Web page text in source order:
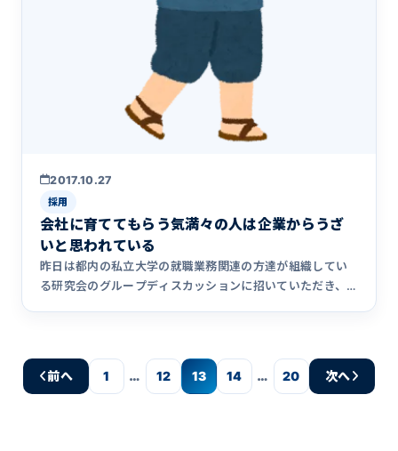
2017.10.27
採用
会社に育ててもらう気満々の人は企業からうざ
いと思われている
昨日は都内の私立大学の就職業務関連の方達が組織してい
る研究会のグループディスカッションに招いていただき、
前へ 1 … 12 13 14 … 20 次へ